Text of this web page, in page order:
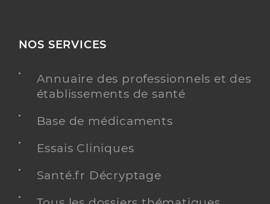
NOS SERVICES
Annuaire des professionnels et des
établissements de santé
Base de médicaments
Essais Cliniques
Santé.fr Décryptage